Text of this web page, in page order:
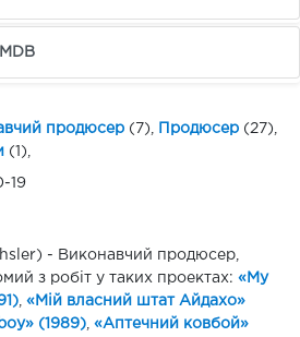
продюсер (7), Продюсер (27),
(1),
19
- Виконавчий продюсер,
з робіт у таких проектах: «My
«Мій власний штат Айдахо»
(1989) «Аптечний ковбой»